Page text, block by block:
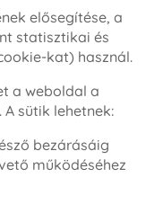
elősegítése, a
statisztikai és
kat) használ.
a weboldal a
sütik lehetnek:
bezárásáig
működéséhez